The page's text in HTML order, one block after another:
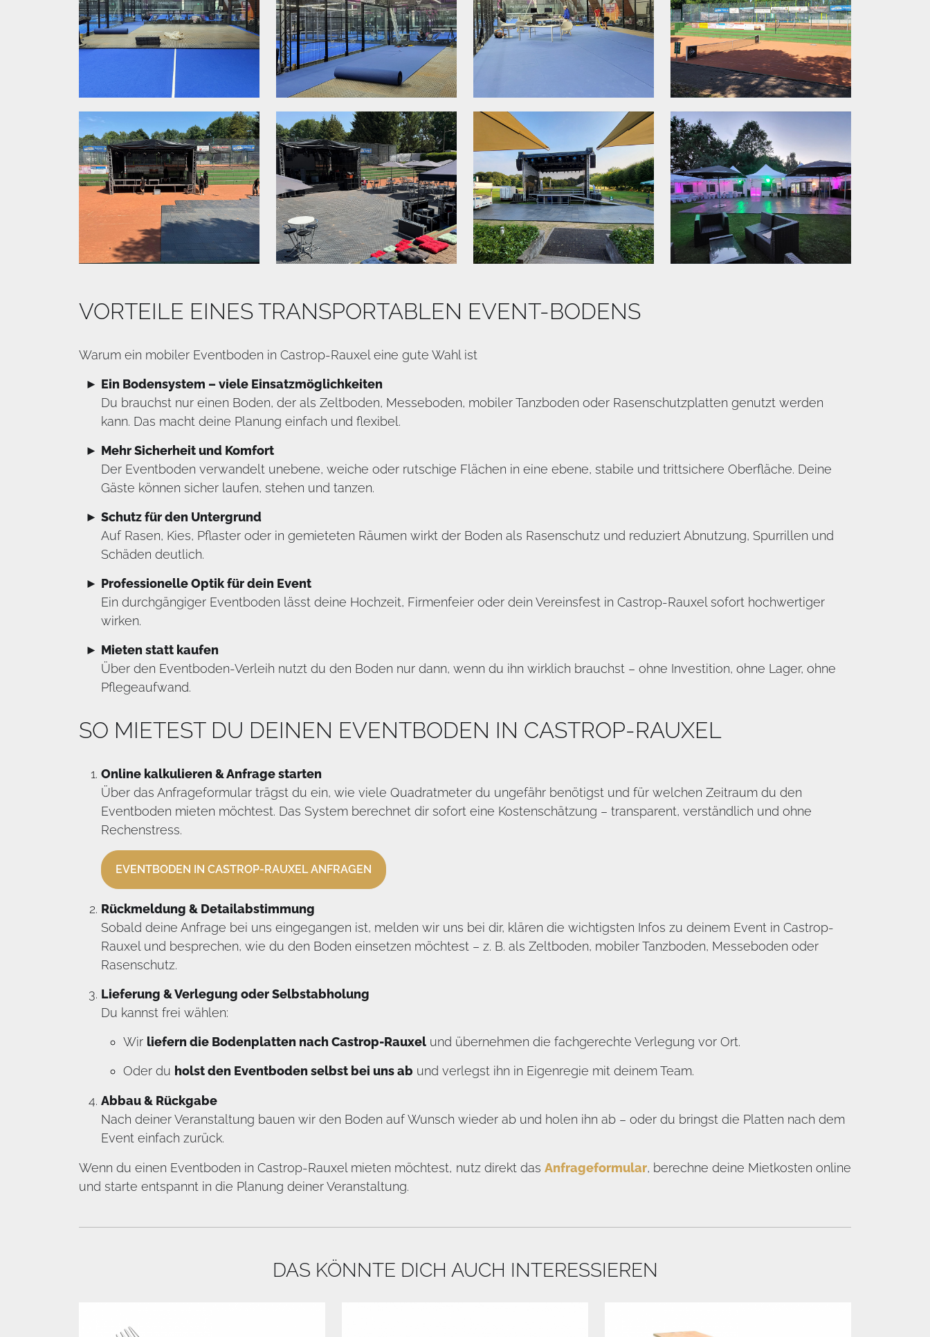
VORTEILE EINES TRANSPORTABLEN EVENT-BODENS
Warum ein mobiler Eventboden in Castrop-Rauxel eine gute Wahl ist
Ein Bodensystem – viele Einsatzmöglichkeiten
Du brauchst nur einen Boden, der als Zeltboden, Messeboden, mobiler Tanzboden oder Rasenschutzplatten genutzt werden
kann. Das macht deine Planung einfach und flexibel.
Mehr Sicherheit und Komfort
Der Eventboden verwandelt unebene, weiche oder rutschige Flächen in eine ebene, stabile und trittsichere Oberfläche. Deine
Gäste können sicher laufen, stehen und tanzen.
Schutz für den Untergrund
Auf Rasen, Kies, Pflaster oder in gemieteten Räumen wirkt der Boden als Rasenschutz und reduziert Abnutzung, Spurrillen und
Schäden deutlich.
Professionelle Optik für dein Event
Ein durchgängiger Eventboden lässt deine Hochzeit, Firmenfeier oder dein Vereinsfest in Castrop-Rauxel sofort hochwertiger
wirken.
Mieten statt kaufen
Über den Eventboden-Verleih nutzt du den Boden nur dann, wenn du ihn wirklich brauchst – ohne Investition, ohne Lager, ohne
Pflegeaufwand.
SO MIETEST DU DEINEN EVENTBODEN IN CASTROP-RAUXEL
Online kalkulieren & Anfrage starten
Über das Anfrageformular trägst du ein, wie viele Quadratmeter du ungefähr benötigst und für welchen Zeitraum du den
Eventboden mieten möchtest. Das System berechnet dir sofort eine Kostenschätzung – transparent, verständlich und ohne
Rechenstress.
EVENTBODEN IN CASTROP-RAUXEL ANFRAGEN
Rückmeldung & Detailabstimmung
Sobald deine Anfrage bei uns eingegangen ist, melden wir uns bei dir, klären die wichtigsten Infos zu deinem Event in Castrop-
Rauxel und besprechen, wie du den Boden einsetzen möchtest – z. B. als Zeltboden, mobiler Tanzboden, Messeboden oder
Rasenschutz.
Lieferung & Verlegung oder Selbstabholung
Du kannst frei wählen:
Wir liefern die Bodenplatten nach Castrop-Rauxel und übernehmen die fachgerechte Verlegung vor Ort.
Oder du holst den Eventboden selbst bei uns ab und verlegst ihn in Eigenregie mit deinem Team.
Abbau & Rückgabe
Nach deiner Veranstaltung bauen wir den Boden auf Wunsch wieder ab und holen ihn ab – oder du bringst die Platten nach dem
Event einfach zurück.
Wenn du einen Eventboden in Castrop-Rauxel mieten möchtest, nutz direkt das Anfrageformular, berechne deine Mietkosten online
und starte entspannt in die Planung deiner Veranstaltung.
DAS KÖNNTE DICH AUCH INTERESSIEREN